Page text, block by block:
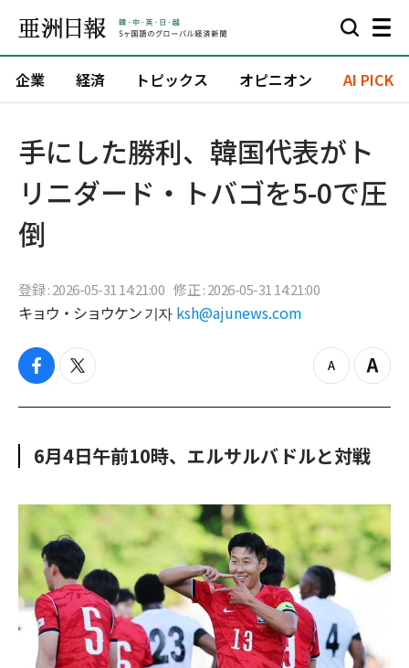
企業 経済 トピックス オピニオン AI PICK
手にした勝利、韓国代表がト
リニダード・トバゴを5-0で圧
倒
登録 : 2026-05-31 14:21:00 修正 : 2026-05-31 14:21:00
キョウ・ショウケン 기자 ksh@ajunews.com
f
c
o
t
i
e
z
o
u
Z
o
6月4日午前10時、エルサルバドルと対戦